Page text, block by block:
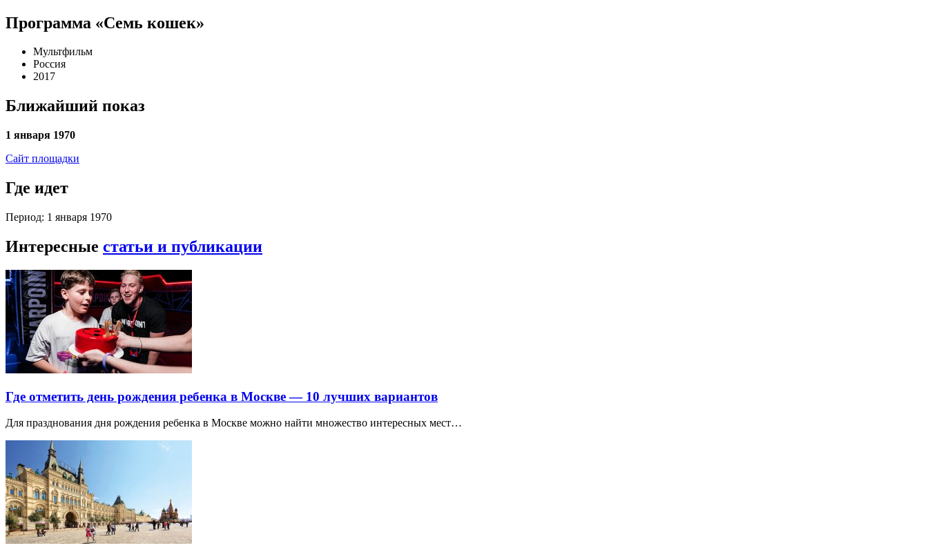
Программа «Семь кошек»
Мультфильм
Россия
2017
Ближайший показ
1 января 1970
Сайт площадки
Где идет
Период: 1 января 1970
Интересные статьи и публикации
Где отметить день рождения ребенка в Москве — 10 лучших вариантов
Для празднования дня рождения ребенка в Москве можно найти множество интересных мест…